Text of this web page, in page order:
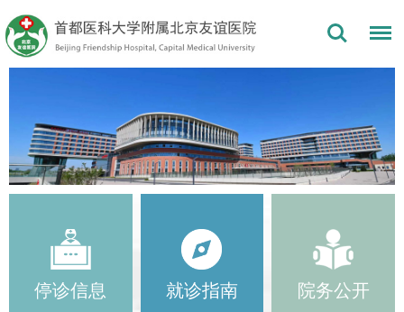
停诊信息 就诊指南 院务公开